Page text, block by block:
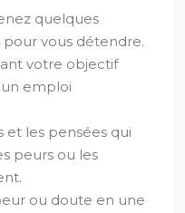
quelques
vous détendre.
votre objectif
emploi
et les pensées qui
peurs ou les
ou doute en une